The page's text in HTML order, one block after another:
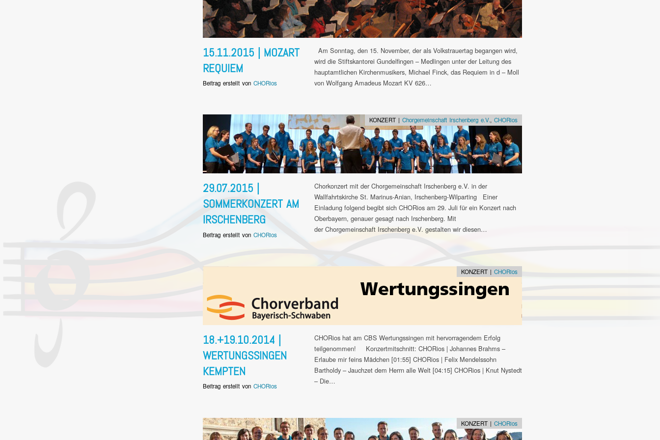
15.11.2015 | MOZART
REQUIEM
Beitrag erstellt von CHORios
Am Sonntag, den 15. November, der als Volkstrauertag begangen wird,
wird die Stiftskantorei Gundelfingen – Medlingen unter der Leitung des
hauptamtlichen Kirchenmusikers, Michael Finck, das Requiem in d – Moll
von Wolfgang Amadeus Mozart KV 626…
29.07.2015 |
SOMMERKONZERT AM
IRSCHENBERG
Beitrag erstellt von CHORios
KONZERT |Chorgemeinschaft Irschenberg e.V.,CHORios
Chorkonzert mit der Chorgemeinschaft Irschenberg e.V. in der
Wallfahrtskirche St. Marinus-Anian, Irschenberg-Wilparting Einer
Einladung folgend begibt sich CHORios am 29. Juli für ein Konzert nach
Oberbayern, genauer gesagt nach Irschenberg. Mit
der Chorgemeinschaft Irschenberg e.V. gestalten wir diesen…
18.+19.10.2014 |
WERTUNGSSINGEN
KEMPTEN
Beitrag erstellt von CHORios
KONZERT |CHORios
CHORios hat am CBS Wertungssingen mit hervorragendem Erfolg
teilgenommen! Konzertmitschnitt: CHORios | Johannes Brahms –
Erlaube mir feins Mädchen [01:55] CHORios | Felix Mendelssohn
Bartholdy – Jauchzet dem Herrn alle Welt [04:15] CHORios | Knut Nystedt
– Die…
KONZERT |CHORios